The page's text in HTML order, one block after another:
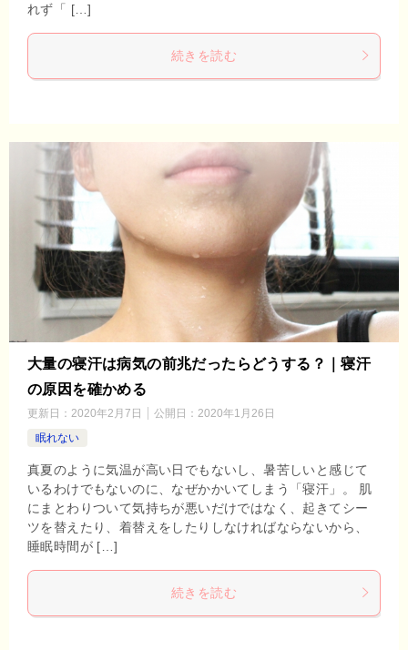
れず「 […]
続きを読む
大量の寝汗は病気の前兆だったらどうする？｜寝汗
の原因を確かめる
更新日： 2020年2月7日 公開日： 2020年1月26日
眠れない
真夏のように気温が高い日でもないし、暑苦しいと感じて
いるわけでもないのに、なぜかかいてしまう「寝汗」。 肌
にまとわりついて気持ちが悪いだけではなく、起きてシー
ツを替えたり、着替えをしたりしなければならないから、
睡眠時間が […]
続きを読む